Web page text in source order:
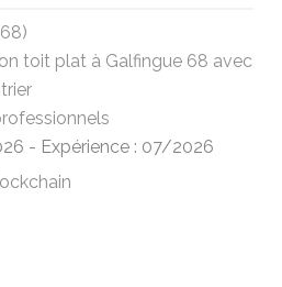
toit plat à Galfingue 68 avec
- Expérience : 07/2026